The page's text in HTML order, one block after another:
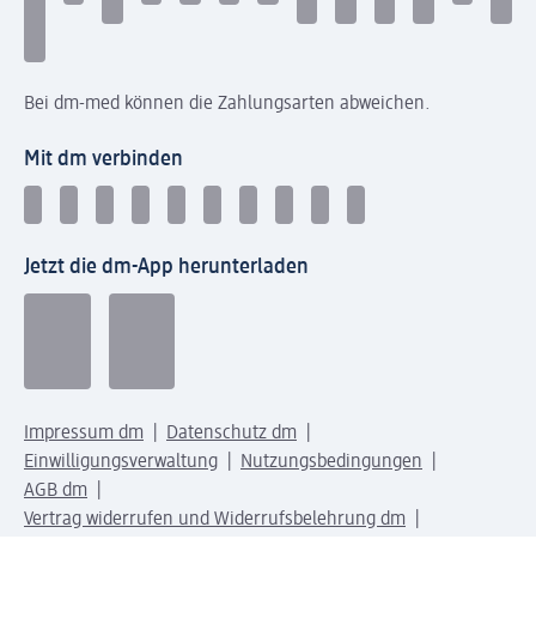
Bei dm-med können die Zahlungsarten abweichen.
Mit dm verbinden
Jetzt die dm-App herunterladen
Impressum dm
Datenschutz dm
Einwilligungsverwaltung
Nutzungsbedingungen
AGB dm
Vertrag widerrufen und Widerrufsbelehrung dm